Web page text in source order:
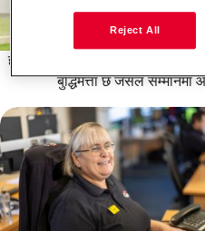
हाम्रा टोलीहरू मानिसहरूमा
बुद्धिमत्ता छ जसले सम्मानमा
Reject All